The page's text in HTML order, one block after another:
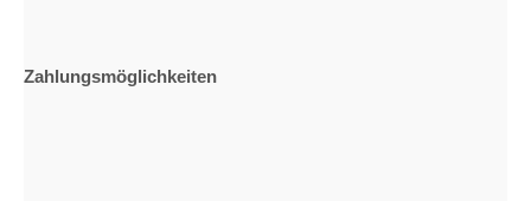
Zahlungsmöglichkeiten